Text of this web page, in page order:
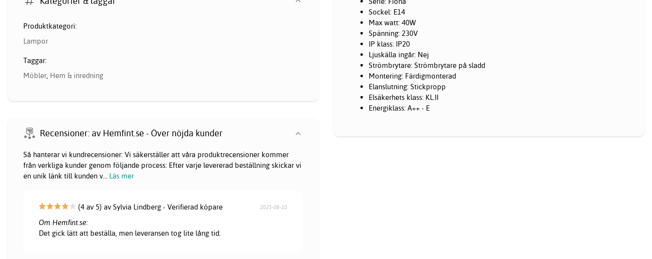
Sockel: E14
Max watt: 40W
Spänning: 230V
IP klass: IP20
Ljuskälla ingår: Nej
Strömbrytare: Strömbrytare på sladd
Montering: Färdigmonterad
Elanslutning: Stickpropp
Elsäkerhets klass: KL.II
Energiklass: A++ - E
Produktkategori:
Lampor
Taggar:
Möbler, Hem & inredning
Recensioner: av Hemfint.se - Över nöjda kunder
Så hanterar vi kundrecensioner: Vi säkerställer att våra produktrecensioner kommer
från verkliga kunder genom följande process: Efter varje levererad beställning skickar vi
en unik länk till kunden v... Läs mer
(4 av 5) av Sylvia Lindberg - Verifierad köpare 2025-08-10
Om Hemfint.se:
Det gick lätt att beställa, men leveransen tog lite lång tid.